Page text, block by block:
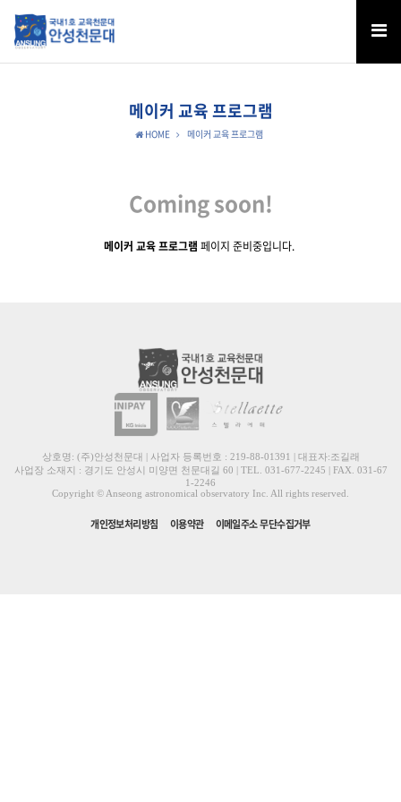
메이커 교육 프로그램
HOME 메이커 교육 프로그램
Coming soon!
메이커 교육 프로그램 페이지 준비중입니다.
상호명: (주)안성천문대 | 사업자 등록번호 : 219-88-01391 | 대표자:조길래
사업장 소재지 : 경기도 안성시 미양면 천문대길 60 | TEL. 031-677-2245 | FAX. 031-67
1-2246
Copyright © Anseong astronomical observatory Inc. All rights reserved.
개인정보처리방침 이용약관 이메일주소 무단수집거부